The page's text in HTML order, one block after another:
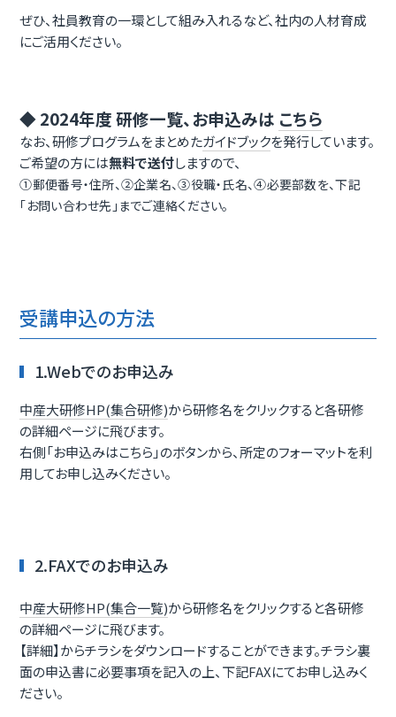
ぜひ、社員教育の一環として組み入れるなど、社内の人材育成
にご活用ください。
◆ 2024年度 研修一覧、お申込みは こちら
なお、研修プログラムをまとめたガイドブックを発行しています。
ご希望の方には無料で送付しますので、
①郵便番号・住所、②企業名、③役職・氏名、④必要部数を、下記
「お問い合わせ先」までご連絡ください。
受講申込の方法
1.Webでのお申込み
中産大研修HP(集合研修)から研修名をクリックすると各研修
の詳細ページに飛びます。
右側「お申込みはこちら」のボタンから、所定のフォーマットを利
用してお申し込みください。
2.FAXでのお申込み
中産大研修HP(集合一覧)から研修名をクリックすると各研修
の詳細ページに飛びます。
【詳細】からチラシをダウンロードすることができます。チラシ裏
面の申込書に必要事項を記入の上、下記FAXにてお申し込みく
ださい。